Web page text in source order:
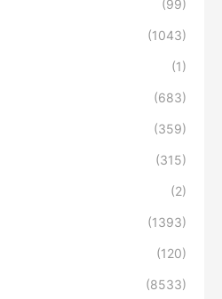
(99)
(1043)
(1)
(683)
(359)
(315)
(2)
(1393)
(120)
(8533)